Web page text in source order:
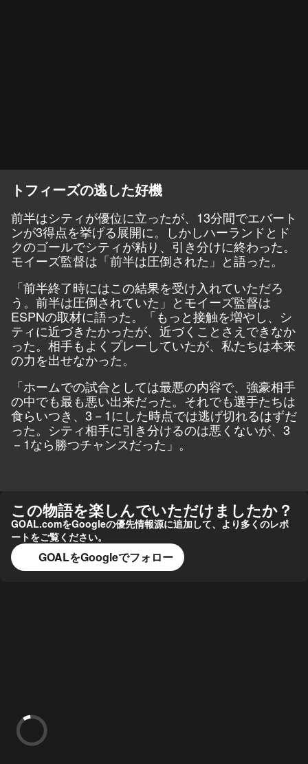
トフィーズの逃した好機
前半はシティが優位に立ったが、13分間でエバート
ンが3得点を挙げる展開に。しかしハーランドとド
クのゴールでシティが粘り、引き分けに終わった。
モイーズ監督は「前半は圧倒された」と語った。
「前半終了時にはこの結果を受け入れていただろ
う。前半は圧倒されていた」とモイーズ監督は
ESPNの取材に語った。「もっと接触を増やし、シ
ティに近づきたかったが、近づくことさえできなか
った。相手もよくプレーしていたが、私たちは本来
の力を出せなかった。
「ホームでの試合としては最悪の内容で、強豪相手
の中でも最も悪い出来だった。それでも選手たちは
食らいつき、3－1にした時点では逃げ切れるはずだ
った。シティ相手に引き分けるのは悪くないが、3
－1なら勝つチャンスだった」。
この物語を楽しんでいただけましたか？
GOAL.comをGoogleの優先情報源に追加して、より多くのレポ
ートをご覧ください。
GOALをGoogleでフォロー